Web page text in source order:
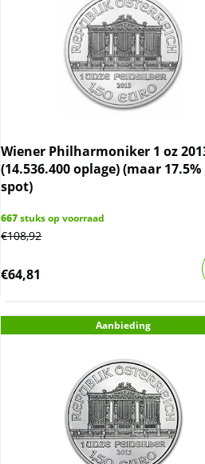
Wiener Philharmoniker 1 oz
(14.536.400 oplage) (maar
spot)
667stuks op voorraad
€108,92
€64,81
Aanbieding